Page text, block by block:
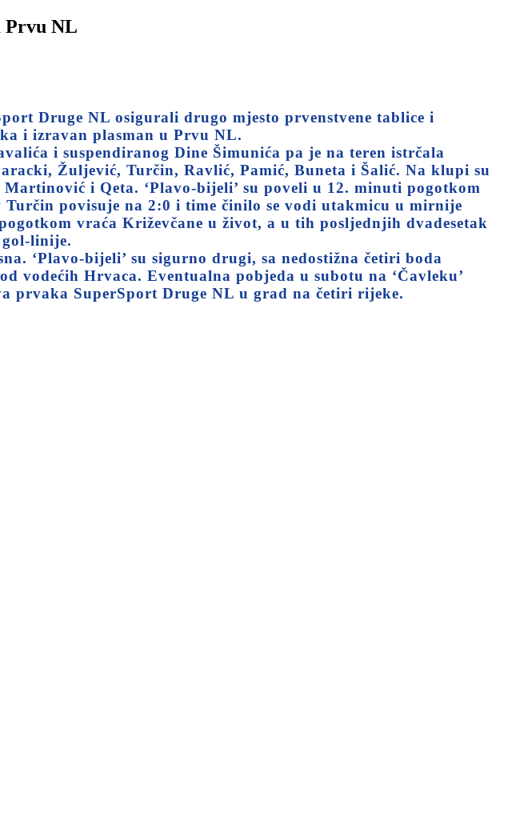
Prvu NL
Druge NL osigurali drugo mjesto prvenstvene tablice i
i izravan plasman u Prvu NL.
i suspendiranog Dine Šimunića pa je na teren istrčala
Žuljević, Turčin, Ravlić, Pamić, Buneta i Šalić. Na klupi su
i Qeta. ‘Plavo-bijeli’ su poveli u 12. minuti pogotkom
povisuje na 2:0 i time činilo se vodi utakmicu u mirnije
vraća Križevčane u život, a u tih posljednjih dvadesetak
linije.
‘Plavo-bijeli’ su sigurno drugi, sa nedostižna četiri boda
vodećih Hrvaca. Eventualna pobjeda u subotu na ‘Čavleku’
prvaka SuperSport Druge NL u grad na četiri rijeke.